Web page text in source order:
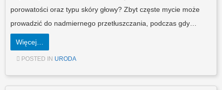
porowatości oraz typu skóry głowy? Zbyt częste mycie może
prowadzić do nadmiernego przetłuszczania, podczas gdy…
Więcej…
POSTED IN URODA